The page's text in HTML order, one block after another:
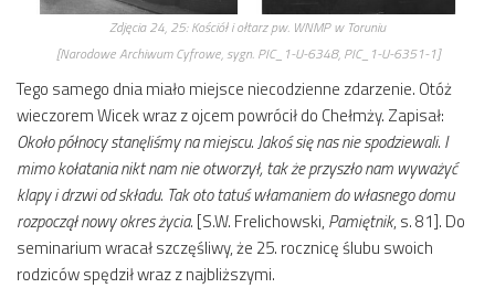
Zdjęcia 24, 25:Kościół i ołtarz pw. WNMP w Toruniu
[Narodowe Archiwum Cyfrowe, sygn. PIC_1-U-6348, PIC_1-U-6351-1]
Tego samego dnia miało miejsce niecodzienne zdarzenie. Otóż
wieczorem Wicek wraz z ojcem powrócił do Chełmży. Zapisał:
Około północy stanęliśmy na miejscu. Jakoś się nas nie spodziewali. I
mimo kołatania nikt nam nie otworzył, tak że przyszło nam wyważyć
klapy i drzwi od składu. Tak oto tatuś włamaniem do własnego domu
rozpoczął nowy okres życia. [S.W. Frelichowski, Pamiętnik, s. 81]. Do
seminarium wracał szczęśliwy, że 25. rocznicę ślubu swoich
rodziców spędził wraz z najbliższymi.